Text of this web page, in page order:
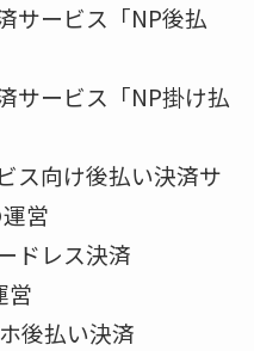
サービス「NP後払
ス「NP掛け払
後払い決済サ
営
ス決済
営
い決済